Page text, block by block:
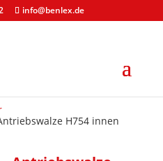
info@benlex.de
H754 innen